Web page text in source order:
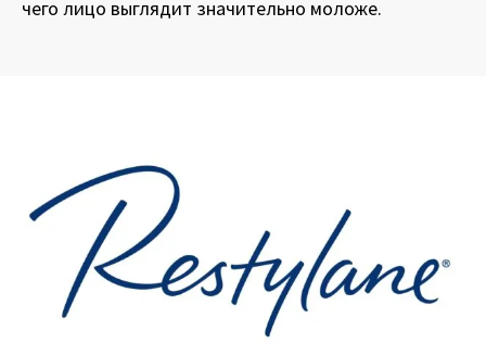
чего лицо выглядит значительно моложе.